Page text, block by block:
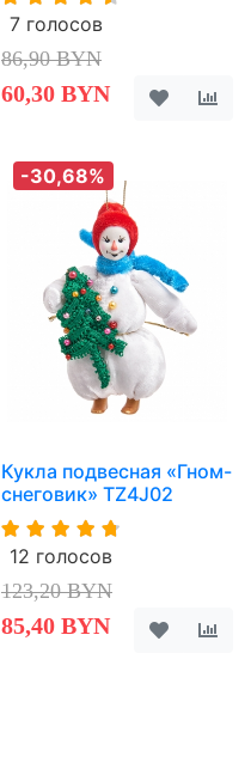
7 голосов
86,90 BYN
60,30 BYN
-30,68%
Кукла подвесная «Гном-
снеговик» TZ4J02
12 голосов
123,20 BYN
85,40 BYN